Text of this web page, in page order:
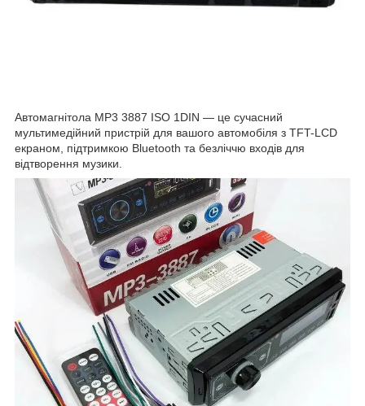
Автомагнітола MP3 3887 ISO 1DIN — це сучасний
мультимедійний пристрій для вашого автомобіля з TFT-LCD
екраном, підтримкою Bluetooth та безліччю входів для
відтворення музики.